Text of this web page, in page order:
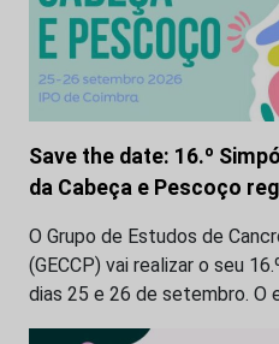
Save the date: 16.º
da Cabeça e Pescoço
O Grupo de Estudos de
(GECCP) vai realizar o seu
dias 25 e 26 de setembro. O